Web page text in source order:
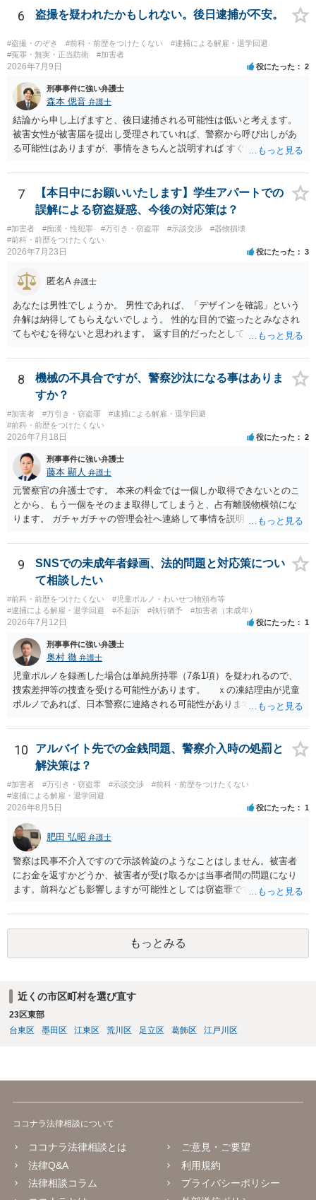
う「横領罪」は、相談の背景に記載されている事情から占有離脱物横
6 盗撮を疑われたかもしれない。後日逮捕が不安。
#盗撮・のぞき #前科・前歴をつけたくない
#逮捕による解雇・退学回避
#冤罪・無実・正当防衛
#加害者
2026年7月9日 役にたった 2
刑事事件に強い弁護士
森本 偲音 弁護士
結論から申し上げますと、後日逮捕される可能性は低いと考えます。
被害女性が被害届を提出し受理されていれば、警察から呼び出しがあ
る可能性はありますが、事情をきちんと説明すれば すぐに逮捕される
の画像が盗撮した画像等であれば別途問題となる可能性はあります
が、被害者が特定できない以上、 立件することは難しく、厳重注意で
終わる可能性が高いかと存じます。 以上ご参考までに。
7
【本日中にお願いいたします】学生アパートでの
誤解による窃盗疑惑、今後の対応策は？
#加害者 #痴漢・性犯罪 #万引き・窃盗罪 #示談交渉
#器物損壊
#前科・前歴をつけたくない
2026年7月23日 役にたった 3
匿名A 弁護士
あなたは男性でしょうか。 男性であれば、「デザインを確認」という
弁解は納得してもらえないでしょう。 性的な目的で盗ったとみなされ
てもやむを得ないと思われます。 返す目的だったとしても、性的な目
法領得の意思は発現しており、窃盗の既遂罪は成立し得まると思われ
ます。 元の場所に戻したのは、前述の目的を遂行する関係上、ばれな
いように戻したと評価されることになるのではないかと思います。 防
犯カメラに写っているのがあなたなのかは不明ですが、極めて深刻な
事態になっているのは確かです。お早目にご両親などとも相談して、
弁護士を依頼の上、示談の方向で動かれるのがよろしいかと思いま
8
機械の不具合ですが、警察沙汰になる事はありま
すか？
#加害者 #万引き・窃盗罪
#逮捕による解雇・退学回避
#前科・前歴をつけたくない
2026年7月18日 役にたった 2
刑事事件に強い弁護士
藤本 顯人 弁護士
元警察官の弁護士です。 本来の料金では一個しか取得できないとのこ
とから、もう一個をそのまま取得してしまうと、占有離脱物横領にな
ります。 ガチャガチャの管理会社へ連絡して事情を説明して一個返還
あるいは管理会社がお金は不要かつ返還不要との申し出があれば取得
しても問題ありません。
9
SNSでの未成年者録画、法的問題と対応策につい
て相談したい
#前科・前歴をつけたくない
#児童ポルノ・わいせつ物頒布等
#逮捕による解雇・退学回避
#不起訴 #執行猶予 #加害者（未成年）
2026年7月12日 役にたった 1
刑事事件に強い弁護士
奥村 徹 弁護士
児童ポルノを録画した場合は単純所持罪（7条1項）を疑われるので、
捜索差押等の捜査を受ける可能性があります。 ｘの凍結理由が児童
ポルノであれば、日本警察に連絡される可能性があります。 対応と
るなり、警察に相談するなり、検討してください
10
アルバイト先での金銭問題、警察介入時の処罰と
解決策は？
#加害者 #万引き・窃盗罪 #示談交渉
#前科・前歴をつけたくない
#逮捕による解雇・退学回避
2026年8月5日 役にたった 1
肥田 弘昭 弁護士
警察は民事不介入ですので示談斡旋のようなことはしません。被害者
にお金を返すかどうか、被害者が受け取るかは当事者間の問題になり
ます。前科なども影響しますが可能性としては窃盗罪ですので、逮捕
もっとみる
近くの市区町村を選び直す
23区東部
台東区
墨田区 江東区 荒川区 足立区 葛飾区 江戸川区
ココナラ法律相談について
ココナラ法律相談とは
法律Q&A
法律相談コラム
ご意見・ご要望
利用規約
プライバシーポリシー